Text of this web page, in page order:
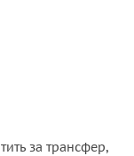
за трансфер,